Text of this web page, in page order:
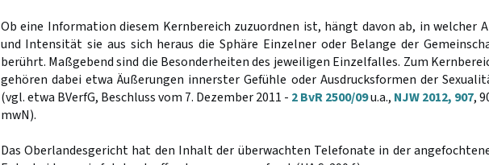
Ob eine Information diesem Kernbereich zuzuordnen ist, hängt davon ab, in welcher
und Intensität sie aus sich heraus die Sphäre Einzelner oder Belange der
berührt. Maßgebend sind die Besonderheiten des jeweiligen Einzelfalles. Zum
gehören dabei etwa Äußerungen innerster Gefühle oder Ausdrucksformen der
(vgl. etwa BVerfG, Beschluss vom 7. Dezember 2011 - 2 BvR 2500/09u.a., NJW 2012, 907,
mwN).
Das Oberlandesgericht hat den Inhalt der überwachten Telefonate in der